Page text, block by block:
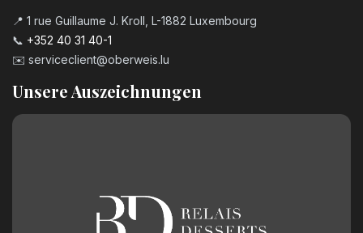
📍 1 rue Guillaume J. Kroll, L-1882 Luxembourg
📞 +352 40 31 40-1
✉️ serviceclient@oberweis.lu
Unsere Auszeichnungen